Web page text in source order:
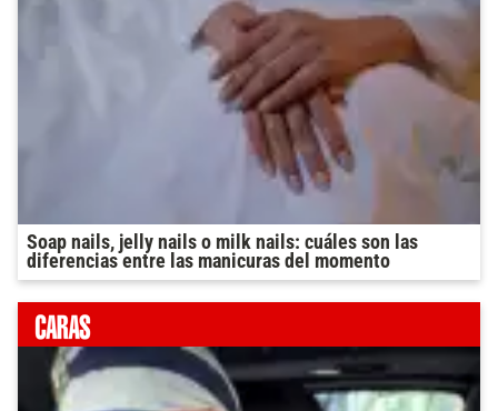
Soap nails, jelly nails o milk nails: cuáles son las
diferencias entre las manicuras del momento